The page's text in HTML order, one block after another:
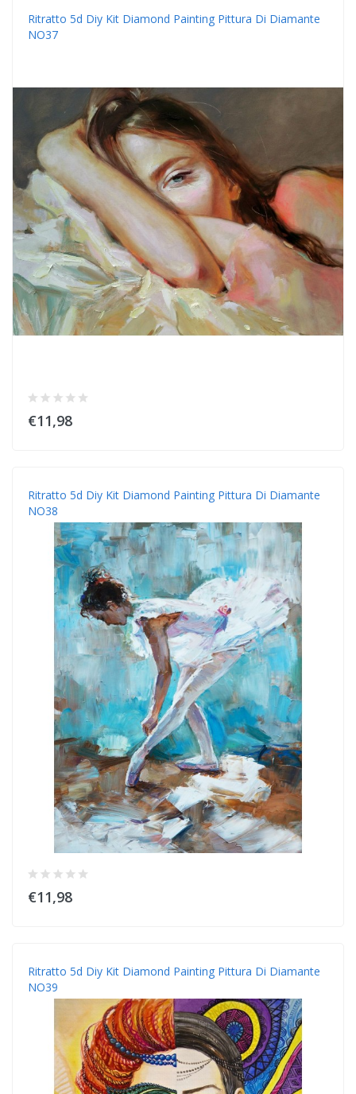
Ritratto 5d Diy Kit Diamond Painting Pittura Di Diamante
NO37
€11,98
Ritratto 5d Diy Kit Diamond Painting Pittura Di Diamante
NO38
€11,98
Ritratto 5d Diy Kit Diamond Painting Pittura Di Diamante
NO39